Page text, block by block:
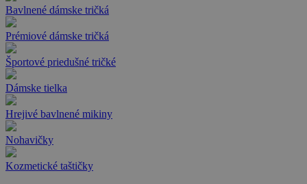
Bavlnené dámske tričká
Prémiové dámske tričká
Športové priedušné tričké
Dámske tielka
Hrejivé bavlnené mikiny
Nohavičky
Kozmetické taštičky